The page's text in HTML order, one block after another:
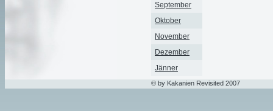
September
Oktober
November
Dezember
Jänner
© by Kakanien Revisited 2007